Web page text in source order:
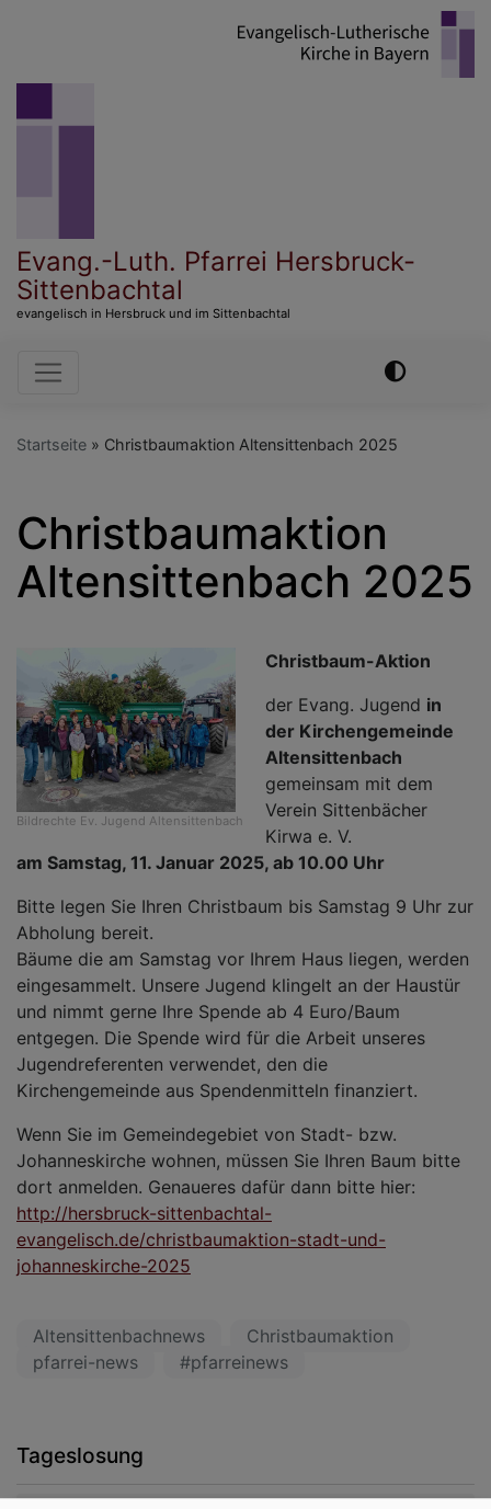
Evang.-Luth. Pfarrei Hersbruck-
Sittenbachtal
evangelisch in Hersbruck und im Sittenbachtal
Hauptnavigation
Startseite Christbaumaktion Altensittenbach 2025
Christbaumaktion
Altensittenbach 2025
Bildrechte Ev. Jugend Altensittenbach
Christbaum-Aktion
der Evang. Jugend in
der Kirchengemeinde
Altensittenbach
gemeinsam mit dem
Verein Sittenbächer
Kirwa e. V.
am Samstag, 11. Januar 2025, ab 10.00 Uhr
Bitte legen Sie Ihren Christbaum bis Samstag 9 Uhr zur
Abholung bereit.
Bäume die am Samstag vor Ihrem Haus liegen, werden
eingesammelt. Unsere Jugend klingelt an der Haustür
und nimmt gerne Ihre Spende ab 4 Euro/Baum
entgegen. Die Spende wird für die Arbeit unseres
Jugendreferenten verwendet, den die
Kirchengemeinde aus Spendenmitteln finanziert.
Wenn Sie im Gemeindegebiet von Stadt- bzw.
Johanneskirche wohnen, müssen Sie Ihren Baum bitte
dort anmelden. Genaueres dafür dann bitte hier:
http://hersbruck-sittenbachtal-
evangelisch.de/christbaumaktion-stadt-und-
johanneskirche-2025
Altensittenbachnews
Christbaumaktion
pfarrei-news
#pfarreinews
Tageslosung